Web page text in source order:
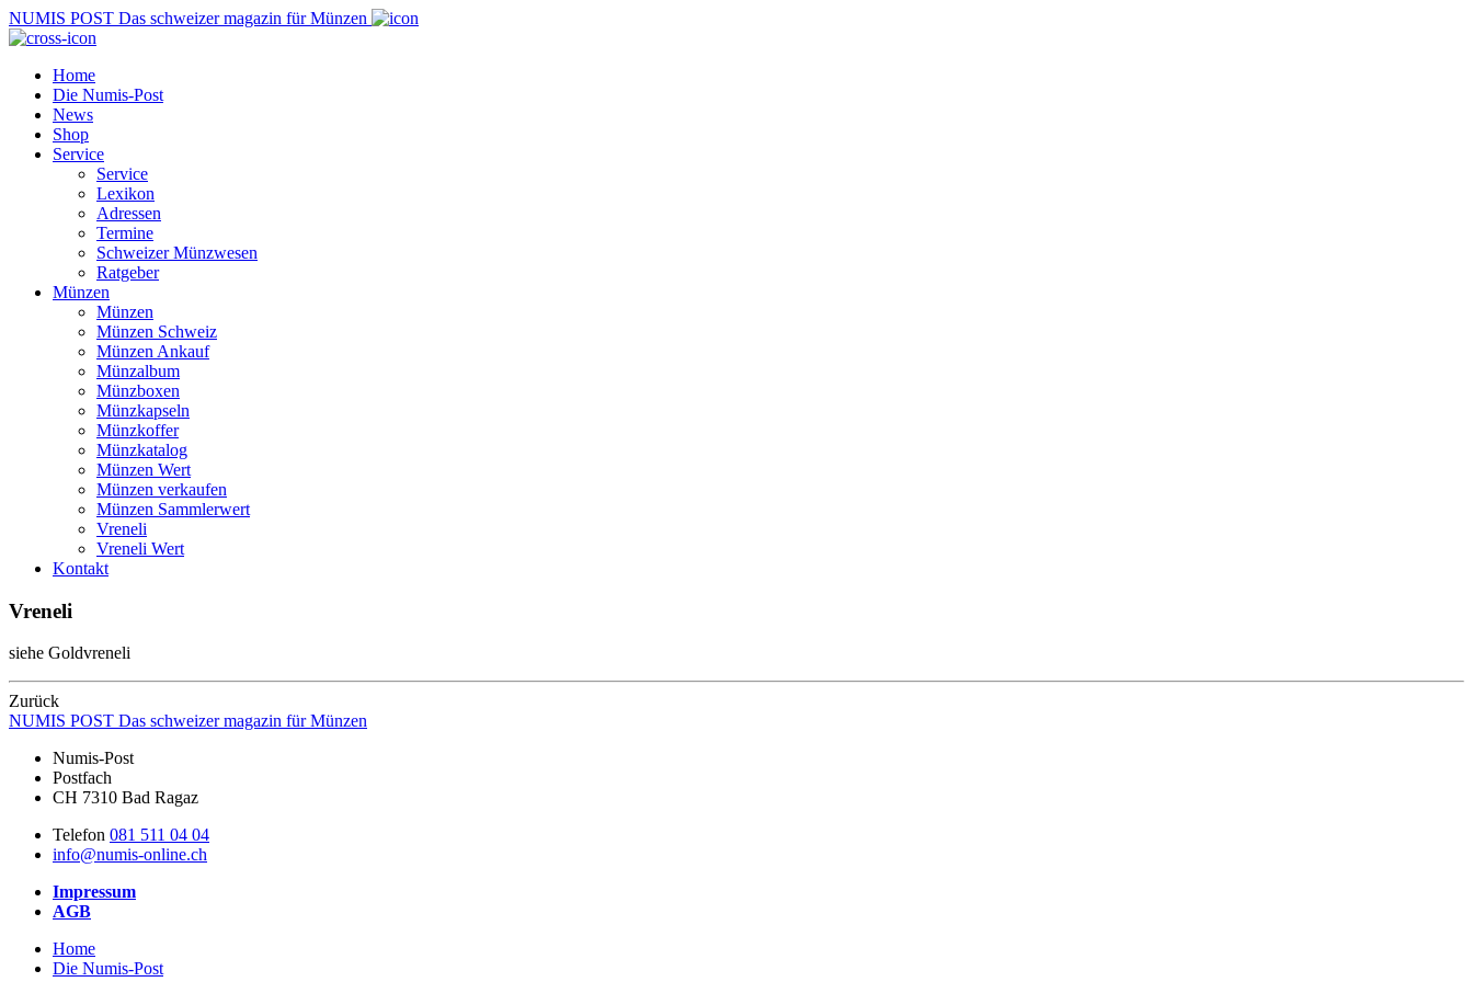
NUMIS POST Das schweizer magazin für Münzen
Home
Die Numis-Post
News
Shop
Service
Service
Lexikon
Adressen
Termine
Schweizer Münzwesen
Ratgeber
Münzen
Münzen
Münzen Schweiz
Münzen Ankauf
Münzalbum
Münzboxen
Münzkapseln
Münzkoffer
Münzkatalog
Münzen Wert
Münzen verkaufen
Münzen Sammlerwert
Vreneli
Vreneli Wert
Kontakt
Vreneli
siehe Goldvreneli
Zurück
NUMIS POST Das schweizer magazin für Münzen
Numis-Post
Postfach
CH 7310 Bad Ragaz
Telefon 081 511 04 04
info@numis-online.ch
Impressum
AGB
Home
Die Numis-Post